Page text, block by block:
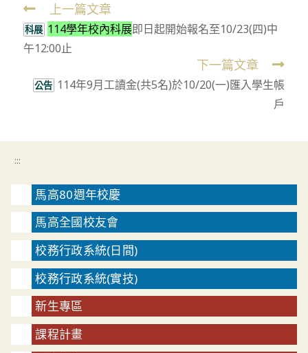
Read
more
articles
上一篇文章
科展 114學年校內科展即日起開始報名至10/23(四)中
午12:00止
下一篇文章
公告 114年9月工讀金(共5名)於10/20(一)匯入學生帳
戶
:::
馬高80週年校慶
馬高全國校友會
校務行政系統(日間)
校務行政系統(實技)
新生專區
課程計畫